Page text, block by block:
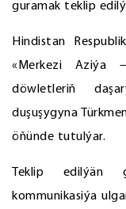
guramak teklip
Hindistan
«Merkezi Aziýa
döwletleriň
duşuşygyna
öňünde tutulýar.
Teklip edilýän
kommunikasiýa